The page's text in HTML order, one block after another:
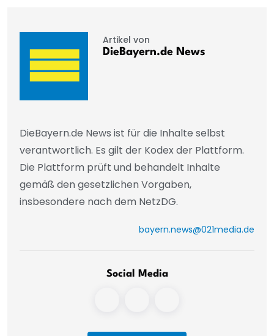
Artikel von
DieBayern.de News
DieBayern.de News ist für die Inhalte selbst
verantwortlich. Es gilt der Kodex der Plattform.
Die Plattform prüft und behandelt Inhalte
gemäß den gesetzlichen Vorgaben,
insbesondere nach dem NetzDG.
bayern.news@021media.de
Social Media